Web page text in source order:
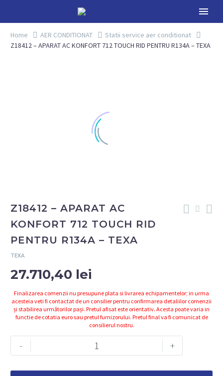
Home AER CONDITIONAT
Statii service aer conditionat
Z18412 – APARAT AC KONFORT 712 TOUCH RID PENTRU R134A – TEXA
Z18412 – APARAT AC
KONFORT 712 TOUCH RID
PENTRU R134A – TEXA
TEXA
27.710,40 lei
Finalizarea comenzii nu presupune plata si livrarea echipamentelor; in urma
acesteia veti fi contactat de un consilier pentru confirmarea detaliilor comenzii
și stabilirea următorilor pași. Pretul afisat este orientativ. Acesta poate varia in
functie de cotatia euro sau pretul furnizorului. Pretul final va fi comunicat de
consilierul nostru.
-
Cantitate
Z18412
+